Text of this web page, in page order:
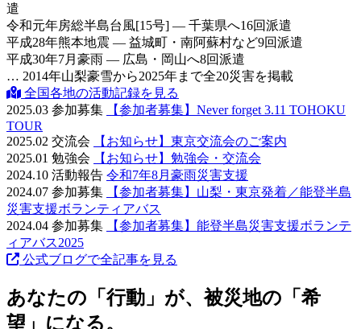
遣
令和元年房総半島台風[15号] — 千葉県へ16回派遣
平成28年熊本地震 — 益城町・南阿蘇村など9回派遣
平成30年7月豪雨 — 広島・岡山へ8回派遣
… 2014年山梨豪雪から2025年まで全20災害を掲載
全国各地の活動記録を見る
2025.03 参加募集
【参加者募集】Never forget 3.11 TOHOKU
TOUR
2025.02 交流会
【お知らせ】東京交流会のご案内
2025.01 勉強会
【お知らせ】勉強会・交流会
2024.10 活動報告 令和7年8月豪雨災害支援
2024.07 参加募集
【参加者募集】山梨・東京発着／能登半島
災害支援ボランティアバス
2024.04 参加募集
【参加者募集】能登半島災害支援ボランテ
ィアバス2025
公式ブログで全記事を見る
あなたの「行動」が、被災地の「希
望」になる。